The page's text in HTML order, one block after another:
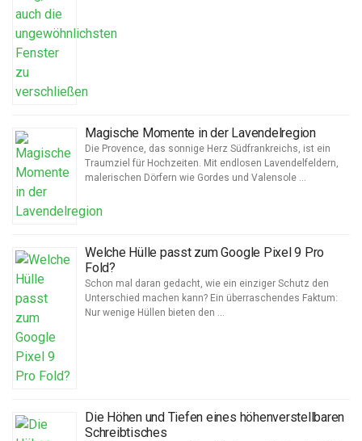
Magische Momente in der Lavendelregion
Die Provence, das sonnige Herz Südfrankreichs, ist ein
Traumziel für Hochzeiten. Mit endlosen Lavendelfeldern,
malerischen Dörfern wie Gordes und Valensole …
Welche Hülle passt zum Google Pixel 9 Pro
Fold?
Schon mal daran gedacht, wie ein einziger Schutz den
Unterschied machen kann? Ein überraschendes Faktum:
Nur wenige Hüllen bieten den …
Die Höhen und Tiefen eines höhenverstellbaren
Schreibtisches